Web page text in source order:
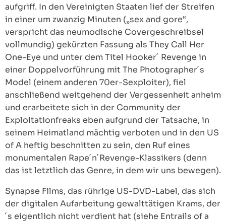
aufgriff. In den Vereinigten Staaten lief der Streifen
in einer um zwanzig Minuten („sex and gore“,
verspricht das neumodische Covergeschreibsel
vollmundig) gekürzten Fassung als They Call Her
One-Eye und unter dem Titel Hooker´ Revenge in
einer Doppelvorführung mit The Photographer´s
Model (einem anderen 70er-Sexploiter), fiel
anschließend weitgehend der Vergessenheit anheim
und erarbeitete sich in der Community der
Exploitationfreaks eben aufgrund der Tatsache, in
seinem Heimatland mächtig verboten und in den US
of A heftig beschnitten zu sein, den Ruf eines
monumentalen Rape´n´Revenge-Klassikers (denn
das ist letztlich das Genre, in dem wir uns bewegen).
Synapse Films, das rührige US-DVD-Label, das sich
der digitalen Aufarbeitung gewalttätigen Krams, der
´s eigentlich nicht verdient hat (siehe Entrails of a